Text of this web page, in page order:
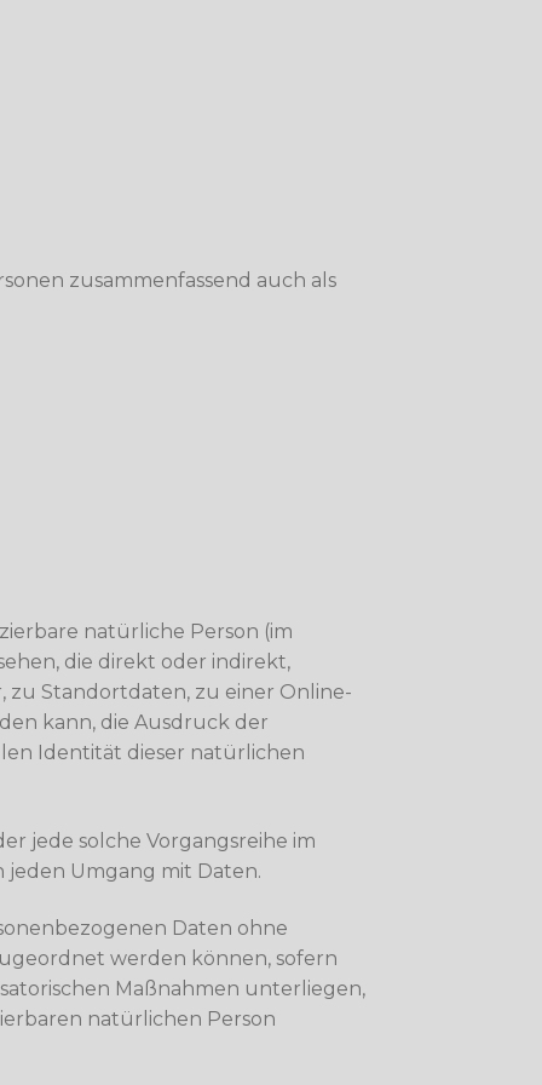
zusammenfassend auch als
natürliche Person (im
die direkt oder indirekt,
zu Standortdaten, zu einer Online-
kann, die Ausdruck der
Identität dieser natürlichen
jede solche Vorgangsreihe im
Umgang mit Daten.
Daten ohne
werden können, sofern
Maßnahmen unterliegen,
natürlichen Person